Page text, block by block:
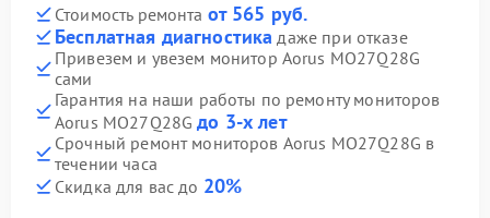
Стоимость ремонта от 565 руб.
Бесплатная диагностика даже при отказе
Привезем и увезем монитор Aorus MO27Q28G
сами
Гарантия на наши работы по ремонту мониторов
Aorus MO27Q28Gдо 3-х лет
Срочный ремонт мониторов Aorus MO27Q28G в
течении часа
Скидка для вас до 20%